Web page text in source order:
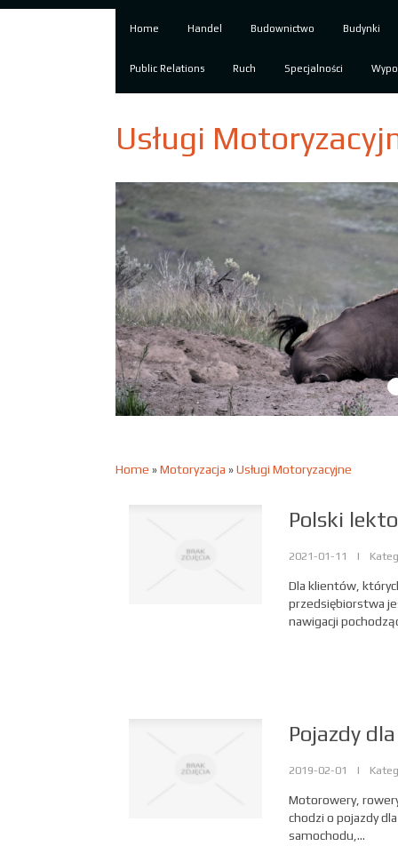
Home Handel Budownictwo Budynki
Public Relations Ruch Specjalności
Usługi
Home »Motoryzacja »Usługi Motoryzacyjne
Polski
2021-01-11 |
Dla klientów,
przedsiębiorstwa
nawigacji
Pojazdy
2019-02-01 |
Motorowery,
chodzi o pojazdy
samochodu,...